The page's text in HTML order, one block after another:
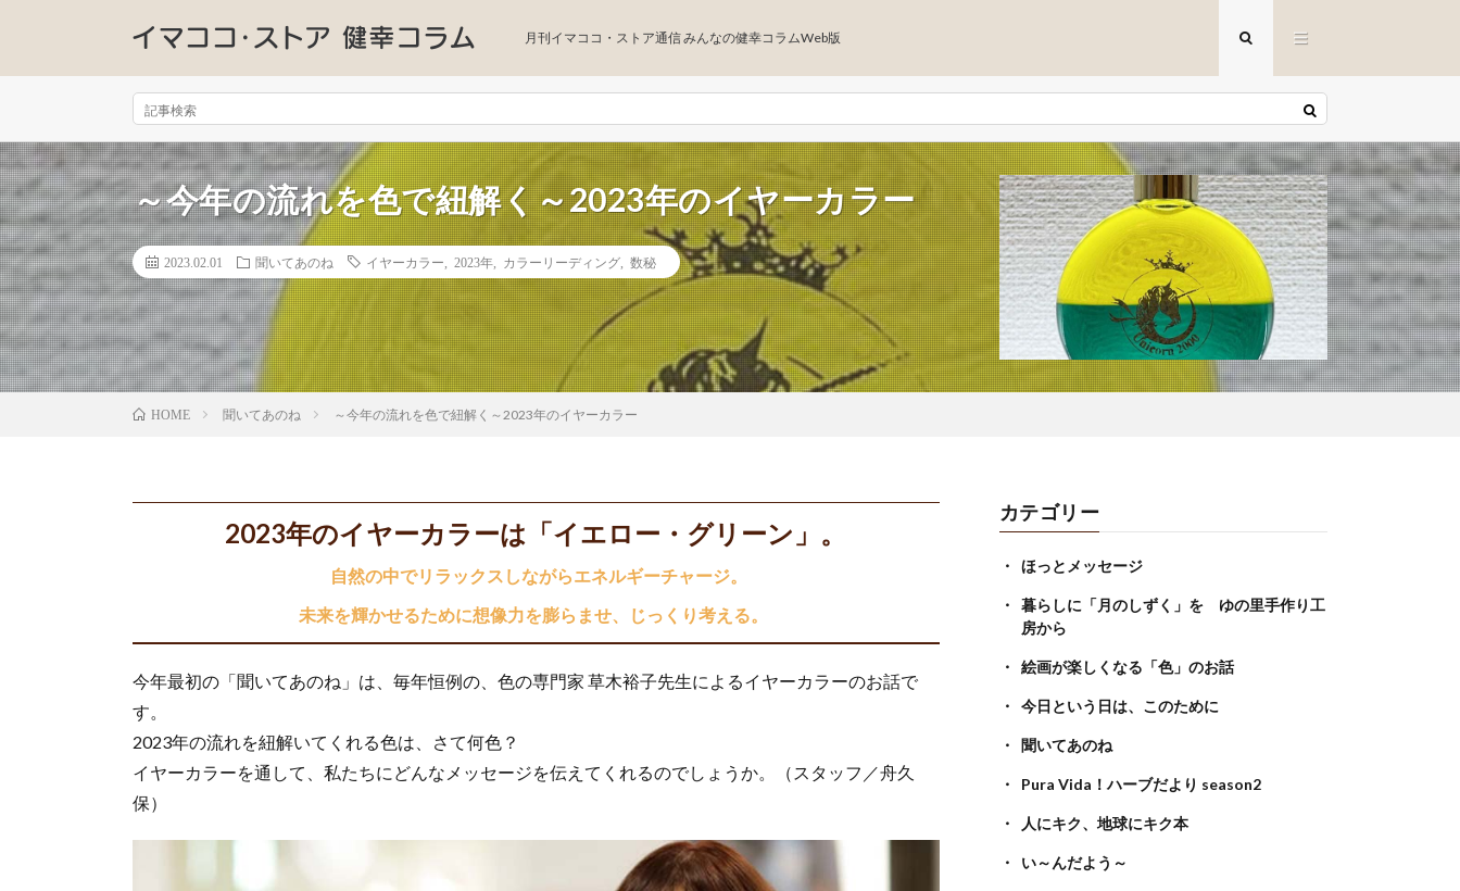
月刊イマココ・ストア通信 みんなの健幸コラムWeb版
～今年の流れを色で紐解く～2023年のイヤーカラー
2023.02.01 聞いてあのね イヤーカラー 2023年 カラーリーディング 数秘
HOME 聞いてあのね ～今年の流れを色で紐解く～2023年のイヤーカラー
2023年のイヤーカラーは「イエロー・グリーン」。
自然の中でリラックスしながらエネルギーチャージ。
未来を輝かせるために想像力を膨らませ、じっくり考える。
今年最初の「聞いてあのね」は、毎年恒例の、色の専門家 草木裕子先生によるイヤーカラーのお話で
す。
2023年の流れを紐解いてくれる色は、さて何色？
イヤーカラーを通して、私たちにどんなメッセージを伝えてくれるのでしょうか。（スタッフ／舟久
保）
カテゴリー
ほっとメッセージ
暮らしに「月のしずく」を ゆの里手作り工
房から
絵画が楽しくなる「色」のお話
今日という日は、このために
聞いてあのね
Pura Vida！ハーブだより season2
人にキク、地球にキク本
い～んだよう～